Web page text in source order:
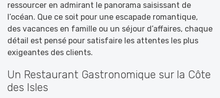
ressourcer en admirant le panorama saisissant de
l’océan. Que ce soit pour une escapade romantique,
des vacances en famille ou un séjour d’affaires, chaque
détail est pensé pour satisfaire les attentes les plus
exigeantes des clients.
Un Restaurant Gastronomique sur la Côte
des Isles